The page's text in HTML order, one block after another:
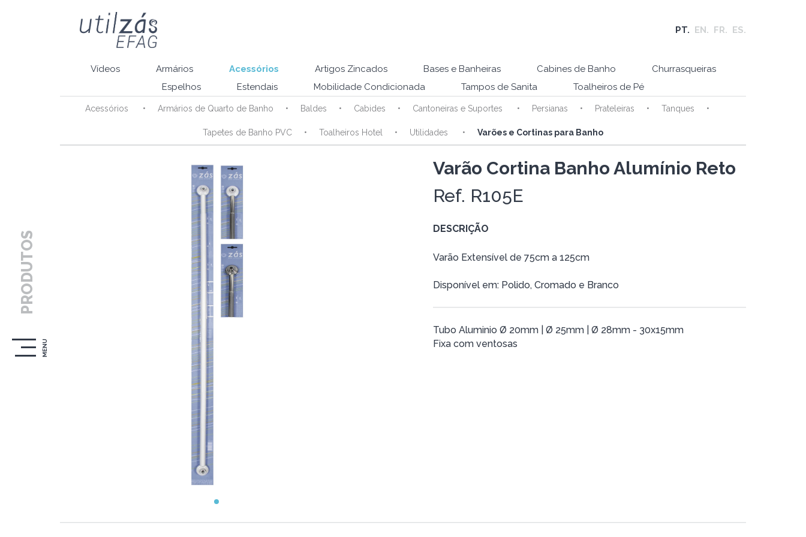
PT. EN. FR. ES.
PRODUTOS
MENU
Vídeos Armários Acessórios Artigos Zincados Bases e Banheiras Cabines de Banho
Churrasqueiras
Espelhos
Estendais Mobilidade Condicionada Tampos de Sanita Toalheiros de Pé
Acessórios Armários de Quarto de Banho Baldes Cabides Cantoneiras e Suportes Persianas Prateleiras Tanques
Tapetes de Banho PVC Toalheiros Hotel Utilidades Varões e Cortinas para Banho
Varão Cortina Banho Alumínio Reto
Ref. R105E
DESCRIÇÃO
Varão Extensível de 75cm a 125cm
Disponível em: Polido, Cromado e Branco
Tubo Aluminio Ø 20mm | Ø 25mm | Ø 28mm - 30x15mm
Fixa com ventosas